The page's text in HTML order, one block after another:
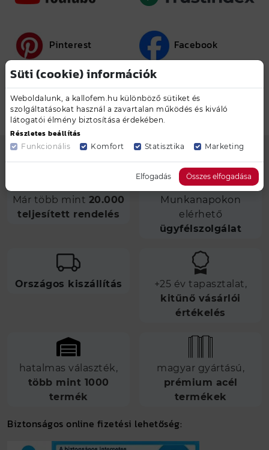
Pinterest Facebook
Joy napok
Már több mint 20.000
teljesített rendelés
Munkanapokon
elérhető
ügyfélszolgálat
Országos kiszállítás
+25 év tapasztalat,
kitűnő vásárlói
értékelés
hatalmas választék,
több mint 1000
termék
magyar gyártású,
prémium acél
termékek
Biztonságos online fizetési lehetőség:
Süti (cookie) információk
Weboldalunk, a kallofem.hu különböző sütiket és
szolgáltatásokat használ a zavartalan működés és kiváló
látogatói élmény biztosítása érdekében.
Részletes beállítás
Funkcionális Komfort Statisztika Marketing
Elfogadás Összes elfogadása